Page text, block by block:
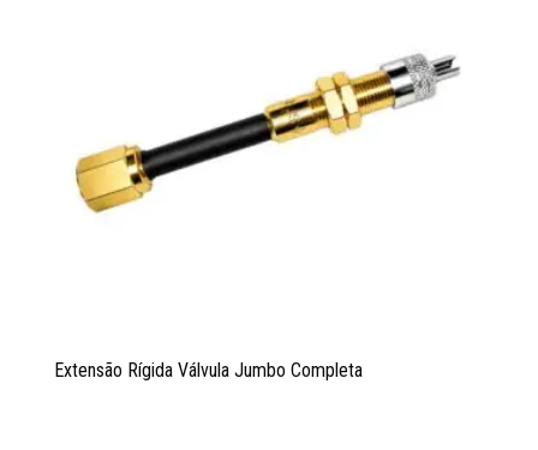
Extensão Rígida Válvula Jumbo Completa